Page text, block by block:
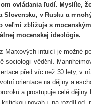
ovládania ľudí. Myslíte,
Slovensku, v Rusku a
veľmi zbližuje s
mocenskej ideológie.
Marxových intuicí je možné
sociologii vědění.
před víc než 30 lety, v
orientace na dějiny a
a prostupuje celé
povahu, na rozdíl od